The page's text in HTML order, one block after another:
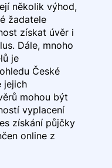
několik výhod,
žadatele
získat úvěr i
Dále, mnoho
je
České
jejich
mohou být
vyplacení
získání půjčky
online z